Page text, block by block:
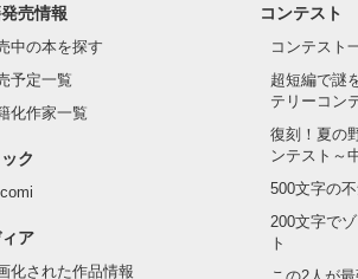
売情報
中の本を探す
予定一覧
化作家一覧
ク
ア
化された作品情報
コンテスト
コンテスト
超短編で謎
テリーコン
復刻！夏の
ンテスト～
500文字の
200文字で
ト